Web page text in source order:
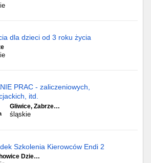
dla dzieci od 3 roku życia
PRAC - zaliczeniowych,
itd.
Gliwice, Zabrze…
śląskie
Szkolenia Kierowców Endi 2
Dzie…